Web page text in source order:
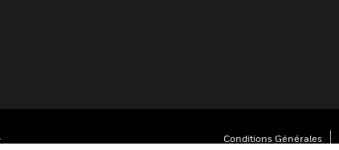
Conditions Générales